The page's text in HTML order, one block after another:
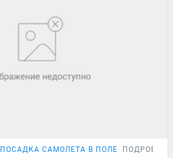
ПОСАДКА САМОЛЕТА В ПОЛЕ